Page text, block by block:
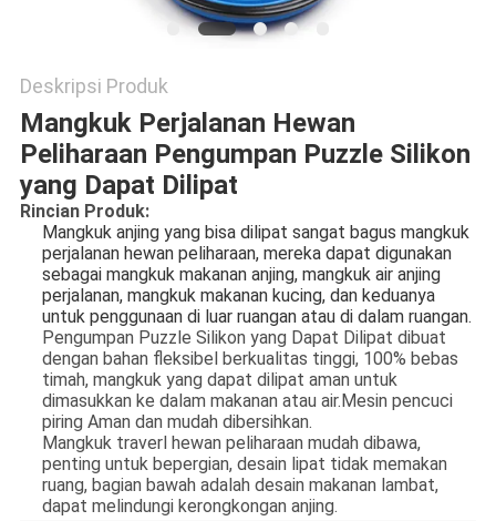
Deskripsi Produk
Mangkuk Perjalanan Hewan
Peliharaan Pengumpan Puzzle Silikon
yang Dapat Dilipat
Rincian Produk:
Mangkuk anjing yang bisa dilipat sangat bagus mangkuk
perjalanan hewan peliharaan, mereka dapat digunakan
sebagai mangkuk makanan anjing, mangkuk air anjing
perjalanan, mangkuk makanan kucing, dan keduanya
untuk penggunaan di luar ruangan atau di dalam ruangan.
Pengumpan Puzzle Silikon yang Dapat Dilipat dibuat
dengan bahan fleksibel berkualitas tinggi, 100% bebas
timah, mangkuk yang dapat dilipat aman untuk
dimasukkan ke dalam makanan atau air.Mesin pencuci
piring Aman dan mudah dibersihkan.
Mangkuk traverl hewan peliharaan mudah dibawa,
penting untuk bepergian, desain lipat tidak memakan
ruang, bagian bawah adalah desain makanan lambat,
dapat melindungi kerongkongan anjing.